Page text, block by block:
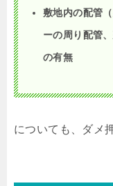
敷地内の配管
ーの周り配管
の有無
についても、ダメ